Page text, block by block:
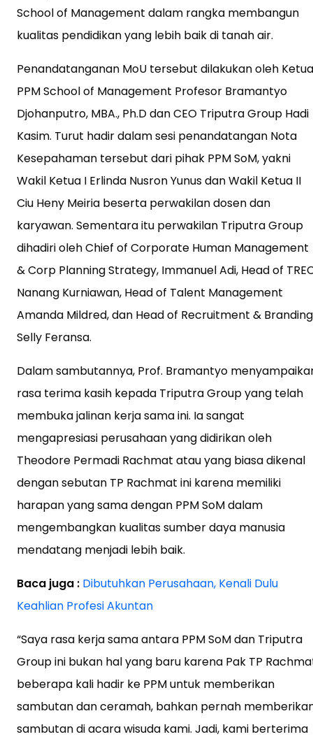
School of Management dalam rangka membangun
kualitas pendidikan yang lebih baik di tanah air.
Penandatanganan MoU tersebut dilakukan oleh Ketua
PPM School of Management Profesor Bramantyo
Djohanputro, MBA., Ph.D dan CEO Triputra Group Hadi
Kasim. Turut hadir dalam sesi penandatangan Nota
Kesepahaman tersebut dari pihak PPM SoM, yakni
Wakil Ketua I Erlinda Nusron Yunus dan Wakil Ketua II
Ciu Heny Meiria beserta perwakilan dosen dan
karyawan. Sementara itu perwakilan Triputra Group
dihadiri oleh Chief of Corporate Human Management
& Corp Planning Strategy, Immanuel Adi, Head of
Nanang Kurniawan, Head of Talent Management
Amanda Mildred, dan Head of Recruitment & Branding
Selly Feransa.
Dalam sambutannya, Prof. Bramantyo
rasa terima kasih kepada Triputra Group yang telah
membuka jalinan kerja sama ini. Ia sangat
mengapresiasi perusahaan yang didirikan oleh
Theodore Permadi Rachmat atau yang biasa dikenal
dengan sebutan TP Rachmat ini karena memiliki
harapan yang sama dengan PPM SoM dalam
mengembangkan kualitas sumber daya manusia
mendatang menjadi lebih baik.
Baca juga : Dibutuhkan Perusahaan, Kenali Dulu
Keahlian Profesi Akuntan
“Saya rasa kerja sama antara PPM SoM dan Triputra
Group ini bukan hal yang baru karena Pak TP
beberapa kali hadir ke PPM untuk memberikan
sambutan dan ceramah, bahkan pernah
sambutan di acara wisuda kami. Jadi, kami berterima